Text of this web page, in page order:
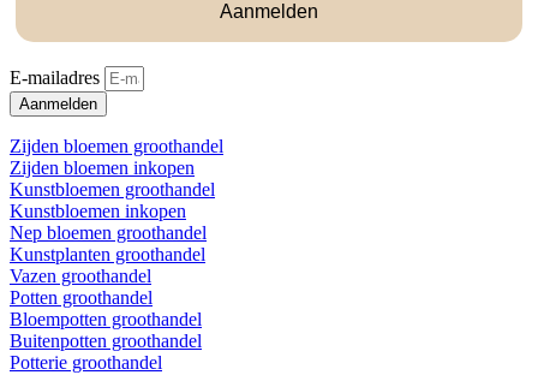
Aanmelden
E-mailadres
Aanmelden
Zijden bloemen groothandel
Zijden bloemen inkopen
Kunstbloemen groothandel
Kunstbloemen inkopen
Nep bloemen groothandel
Kunstplanten groothandel
Vazen groothandel
Potten groothandel
Bloempotten groothandel
Buitenpotten groothandel
Potterie groothandel